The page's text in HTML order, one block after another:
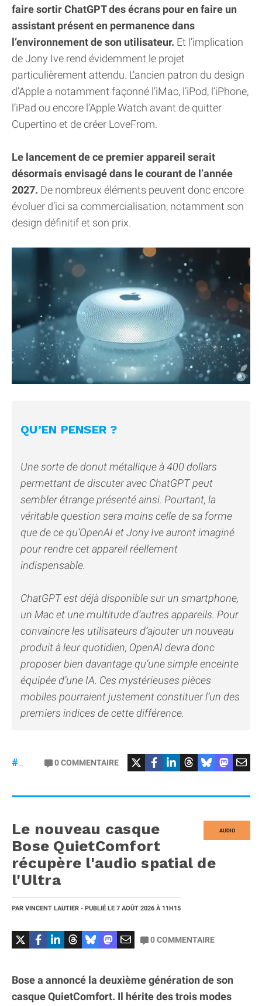
faire sortir ChatGPT des écrans pour en faire un
assistant présent en permanence dans
l’environnement de son utilisateur. Et l’implication
de Jony Ive rend évidemment le projet
particulièrement attendu. L’ancien patron du design
d’Apple a notamment façonné l’iMac, l’iPod, l’iPhone,
l’iPad ou encore l’Apple Watch avant de quitter
Cupertino et de créer LoveFrom.
Le lancement de ce premier appareil serait
désormais envisagé dans le courant de l’année
2027. De nombreux éléments peuvent donc encore
évoluer d’ici sa commercialisation, notamment son
design définitif et son prix.
QU’EN PENSER ?
Une sorte de donut métallique à 400 dollars
permettant de discuter avec ChatGPT peut
sembler étrange présenté ainsi. Pourtant, la
véritable question sera moins celle de sa forme
que de ce qu’OpenAI et Jony Ive auront imaginé
pour rendre cet appareil réellement
indispensable.
ChatGPT est déjà disponible sur un smartphone,
un Mac et une multitude d’autres appareils. Pour
convaincre les utilisateurs d’ajouter un nouveau
produit à leur quotidien, OpenAI devra donc
proposer bien davantage qu’une simple enceinte
équipée d’une IA. Ces mystérieuses pièces
mobiles pourraient justement constituer l’un des
premiers indices de cette différence.
#JonyIve #OpenAI
0COMMENTAIRE
AUDIO
Le nouveau casque
Bose QuietComfort
récupère l'audio spatial de
l'Ultra
PAR VINCENT LAUTIER - PUBLIÉ LE 7 AOÛT 2026 À 11H15
0COMMENTAIRE
Bose a annoncé la deuxième génération de son
casque QuietComfort. Il hérite des trois modes